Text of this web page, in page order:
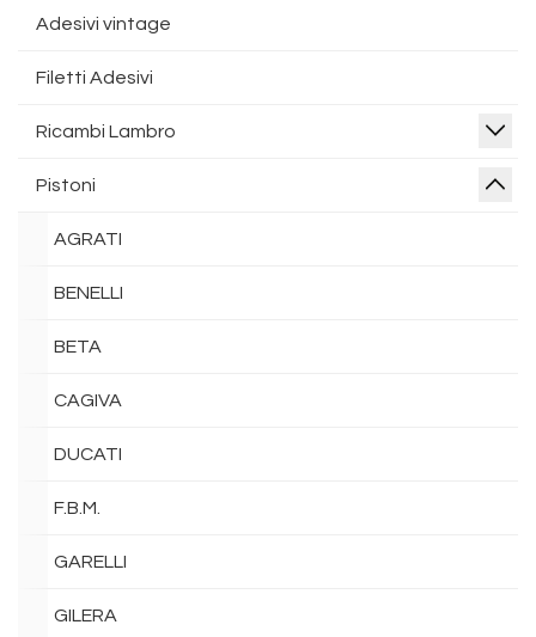
Adesivi vintage
Filetti Adesivi
Ricambi Lambro
Pistoni
AGRATI
BENELLI
BETA
CAGIVA
DUCATI
F.B.M.
GARELLI
GILERA